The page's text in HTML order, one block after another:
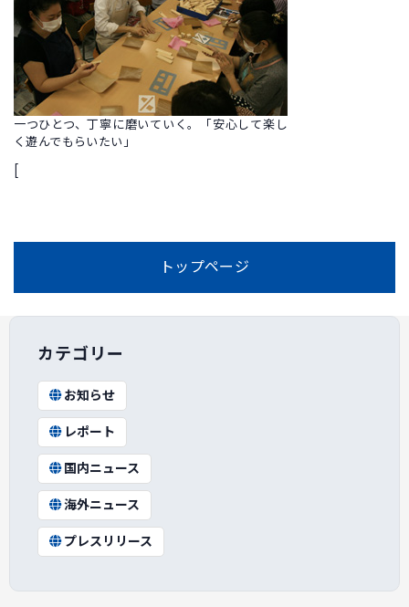
一つひとつ、丁寧に磨いていく。「安心して楽し
く遊んでもらいたい」
[
トップページ
カテゴリー
お知らせ
レポート
国内ニュース
海外ニュース
プレスリリース